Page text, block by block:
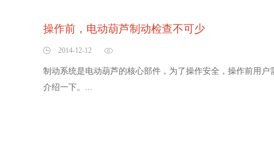
操作前，电动葫芦制动检查不可少
2014-12-12
制动系统是电动葫芦的核心部件，为了操作安全，操作前用
介绍一下。...